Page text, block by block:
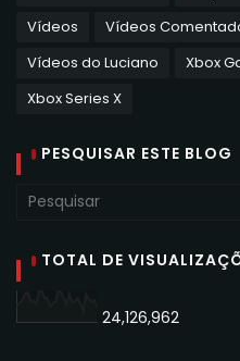
Vídeos
Vídeos
Vídeos do Luciano
Xbox
Xbox Series X
PESQUISAR ESTE BLOG
TOTAL DE
24,126,962